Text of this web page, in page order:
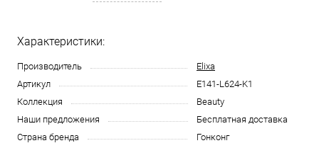
Характеристики:
Производитель
Elixa
Артикул
E141-L624-K1
Коллекция
Beauty
Наши предложения
Бесплатная доставка
Страна бренда
Гонконг